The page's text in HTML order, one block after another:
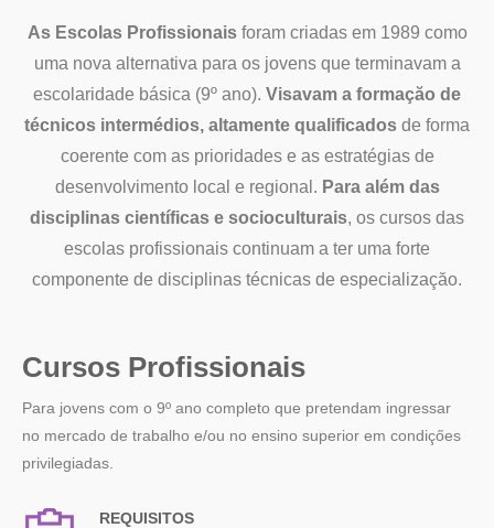
As Escolas Profissionaisforam criadas em 1989 como
uma nova alternativa para os jovens que terminavam a
escolaridade básica (9º ano). Visavam a formaçăo de
técnicos intermédios, altamente qualificados de forma
coerente com as prioridades e as estratégias de
desenvolvimento local e regional. Para além das
disciplinas científicas e socioculturais, os cursos das
escolas profissionais continuam a ter uma forte
componente de disciplinas técnicas de especializaçăo.
Cursos Profissionais
Para jovens com o 9º ano completo que pretendam ingressar
no mercado de trabalho e/ou no ensino superior em condiçőes
privilegiadas.
REQUISITOS